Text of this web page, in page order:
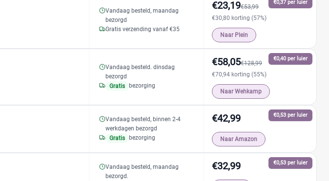
Vandaag besteld, maandag
bezorgd
Gratis verzending vanaf €35
€0,37 per luier
€23,19€53,99
€30,80 korting (57%)
Naar Plein
Vandaag besteld. dinsdag
bezorgd
Gratis bezorging
€0,40 per luier
€58,05€128,99
€70,94 korting (55%)
Naar Wehkamp
Vandaag besteld, binnen 2-4
werkdagen bezorgd
Gratis bezorging
€0,53 per luier
€42,99
Naar Amazon
Vandaag besteld, maandag
bezorgd.
€0,53 per luier
€32,99